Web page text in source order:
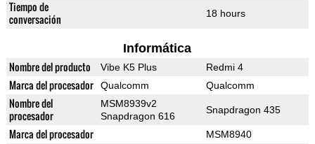
Tiempo de
conversación
18 hours
Informática
Nombre del producto Vibe K5 Plus Redmi 4
Marca del procesador Qualcomm Qualcomm
Nombre del
procesador
MSM8939v2
Snapdragon 616
Snapdragon 435
Marca del procesador MSM8940